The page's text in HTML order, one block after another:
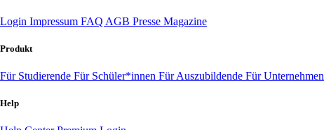
Login Impressum FAQ AGB Presse Magazine
Produkt
Für Studierende Für Schüler*innen Für Auszubildende Für Unternehmen
Help